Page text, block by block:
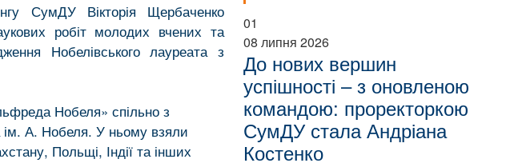
СумДУ Вікторія Щербаченко
робіт молодих вчених та
Нобелівського лауреата з
Нобеля» спільно з
ім. А. Нобеля. У ньому взяли
Польщі, Індії та інших
01
08 липня 2026
До нових вершин
успішності – з оновленою
командою: проректоркою
СумДУ стала Андріана
Костенко